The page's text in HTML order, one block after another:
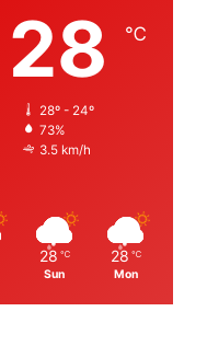
28 ℃
28º - 24º
73%
3.5 km/h
28 ℃
Sun
28 ℃
Mon